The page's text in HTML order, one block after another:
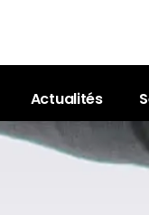
Actualités